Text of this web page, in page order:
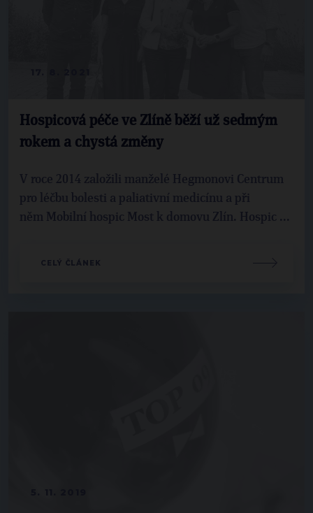
Hospicová péče ve Zlíně běží už sedmým
rokem a chystá změny
V roce 2014 založili manželé Hegmonovi Centrum
pro léčbu bolesti a paliativní medicínu a při
něm Mobilní hospic Most k domovu Zlín. Hospic ...
CELÝ ČLÁNEK